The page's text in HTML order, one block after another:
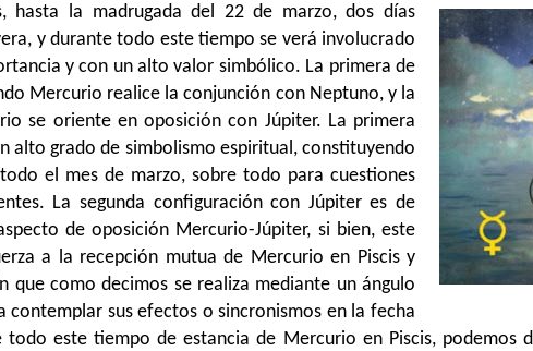
hasta la madrugada del 22 de marzo, dos días
y durante todo este tiempo se verá involucrado
y con un alto valor simbólico. La primera de
Mercurio realice la conjunción con Neptuno, y la
se oriente en oposición con Júpiter. La primera
alto grado de simbolismo espiritual, constituyendo
el mes de marzo, sobre todo para cuestiones
La segunda configuración con Júpiter es de
de oposición Mercurio-Júpiter, si bien, este
a la recepción mutua de Mercurio en Piscis y
que como decimos se realiza mediante un ángulo
contemplar sus efectos o sincronismos en la fecha
este tiempo de estancia de Mercurio en Piscis, podemos